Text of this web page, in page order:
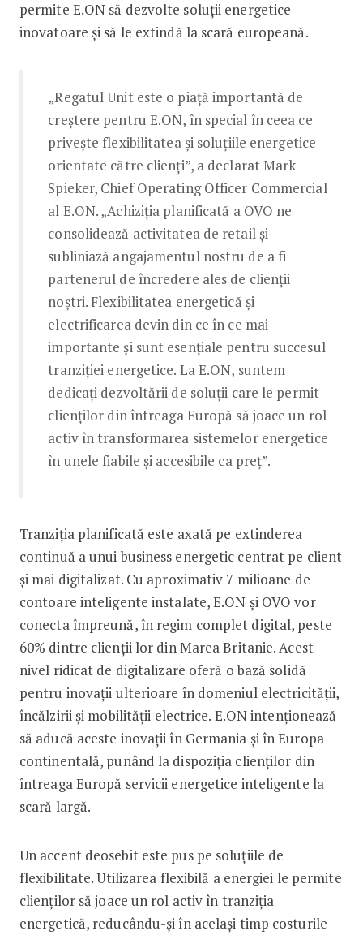
permite E.ON să dezvolte soluții energetice
inovatoare și să le extindă la scară europeană.
„Regatul Unit este o piață importantă de
creștere pentru E.ON, în special în ceea ce
privește flexibilitatea și soluțiile energetice
orientate către clienți”, a declarat Mark
Spieker, Chief Operating Officer Commercial
al E.ON. „Achiziția planificată a OVO ne
consolidează activitatea de retail și
subliniază angajamentul nostru de a fi
partenerul de încredere ales de clienții
noștri. Flexibilitatea energetică și
electrificarea devin din ce în ce mai
importante și sunt esențiale pentru succesul
tranziției energetice. La E.ON, suntem
dedicați dezvoltării de soluții care le permit
clienților din întreaga Europă să joace un rol
activ în transformarea sistemelor energetice
în unele fiabile și accesibile ca preț”.
Tranziția planificată este axată pe extinderea
continuă a unui business energetic centrat pe client
și mai digitalizat. Cu aproximativ 7 milioane de
contoare inteligente instalate, E.ON și OVO vor
conecta împreună, în regim complet digital, peste
60% dintre clienții lor din Marea Britanie. Acest
nivel ridicat de digitalizare oferă o bază solidă
pentru inovații ulterioare în domeniul electricității,
încălzirii și mobilității electrice. E.ON intenționează
să aducă aceste inovații în Germania și în Europa
continentală, punând la dispoziția clienților din
întreaga Europă servicii energetice inteligente la
scară largă.
Un accent deosebit este pus pe soluțiile de
flexibilitate. Utilizarea flexibilă a energiei le permite
clienților să joace un rol activ în tranziția
energetică, reducându-și în același timp costurile